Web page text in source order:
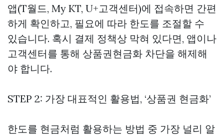
앱(T월드, My KT, U+고객센터)에 접속하면 간편
하게 확인하고, 필요에 따라 한도를 조절할 수
있습니다. 혹시 결제 정책상 막혀 있다면, 앱이나
고객센터를 통해 상품권현금화 차단을 해제해
야 합니다.
STEP 2: 가장 대표적인 활용법, ‘상품권 현금화’
한도를 현금처럼 활용하는 방법 중 가장 널리 알